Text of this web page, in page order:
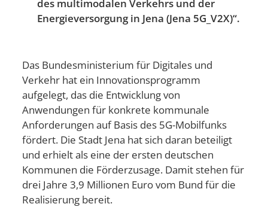
des multimodalen Verkehrs und der
Energieversorgung in Jena (Jena 5G_V2X)“.
Das Bundesministerium für Digitales und
Verkehr hat ein Innovationsprogramm
aufgelegt, das die Entwicklung von
Anwendungen für konkrete kommunale
Anforderungen auf Basis des 5G-Mobilfunks
fördert. Die Stadt Jena hat sich daran beteiligt
und erhielt als eine der ersten deutschen
Kommunen die Förderzusage. Damit stehen für
drei Jahre 3,9 Millionen Euro vom Bund für die
Realisierung bereit.